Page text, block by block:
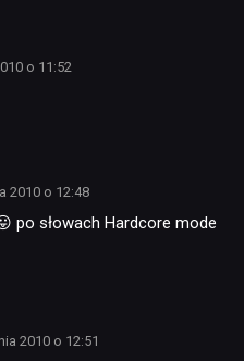
o 11:52
2010 o 12:48
po słowach Hardcore mode
2010 o 12:51